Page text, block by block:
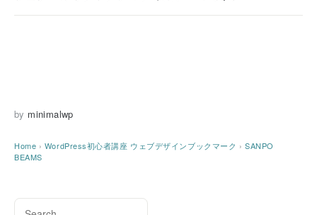
by minimalwp
Home › WordPress初心者講座 ウェブデザインブックマーク › SANPO
BEAMS